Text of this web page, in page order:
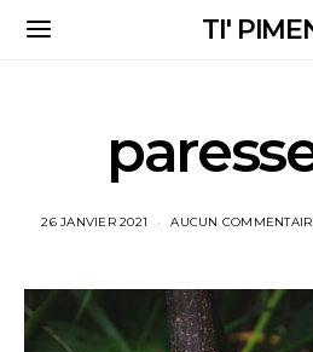
TI'
26 JANVIER 2021 AUCUN